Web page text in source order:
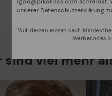
sind viel mehr
unserer Datenschutzerklärung
*Auf deinen ersten Kauf.
Werbecodes